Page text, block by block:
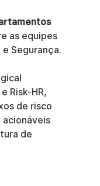
as equipes
Segurança.
Risk-HR,
de risco
acionáveis
de